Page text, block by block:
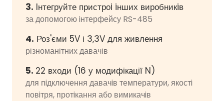
3. lнтегруйте пристроi iнших виробникiв
за допомогою iнтерфейсу RS-485
4. Роз'єми 5V і 3,3V для живлення
різноманітних давачів
5. 22 входи (16 у модифікації N)
для пiдключення давачiв температури, якостi
повiтря, протiкання або вимикачiв